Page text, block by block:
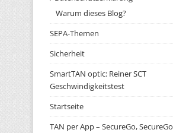
Warum dieses Blog?
SEPA-Themen
Sicherheit
SmartTAN optic: Reiner SCT
Geschwindigkeitstest
Startseite
TAN per App – SecureGo, SecureGo